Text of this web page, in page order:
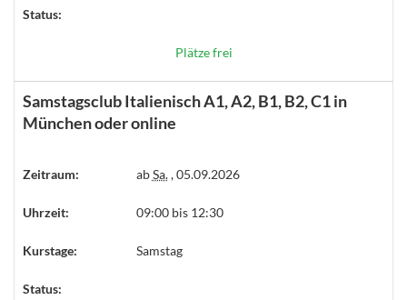
Status:
Plätze frei
Samstagsclub Italienisch A1, A2, B1, B2, C1 in
München oder online
Zeitraum: abSa., 05.09.2026
Uhrzeit: 09:00 bis 12:30
Kurstage: Samstag
Status: